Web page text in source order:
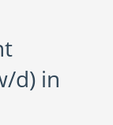
d) in